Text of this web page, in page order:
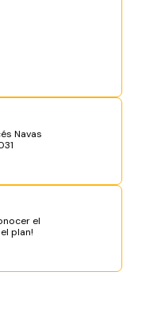
Navas
el
plan!